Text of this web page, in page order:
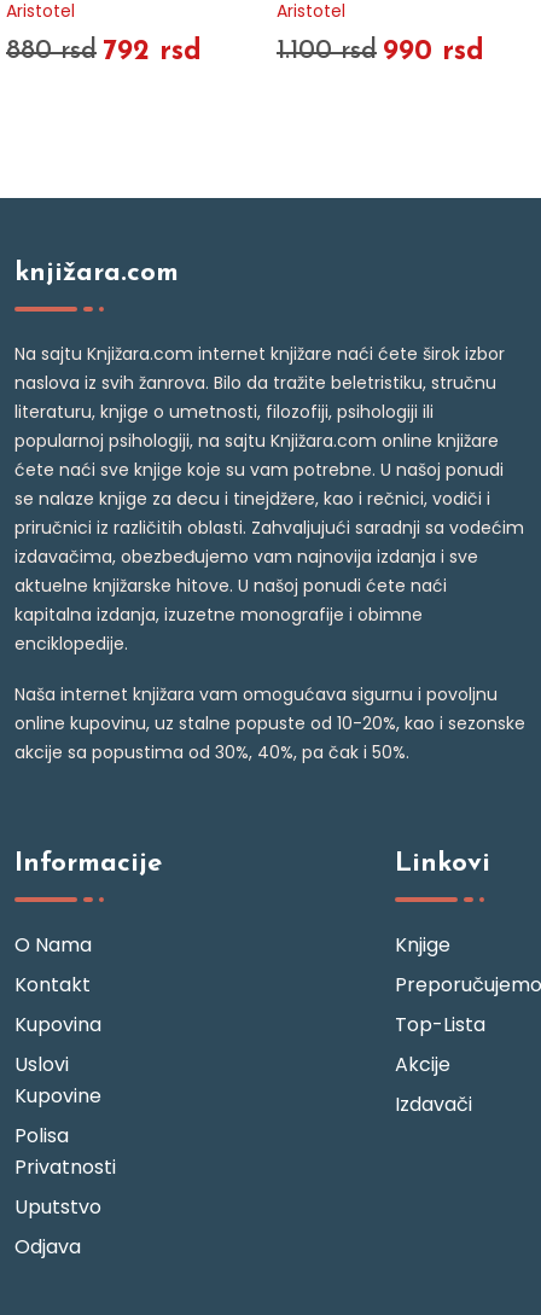
Aristotel
880 rsd 792 rsd
Aristotel
1.100 rsd 990 rsd
knjižara.com
Na sajtu Knjižara.com internet knjižare naći ćete širok izbor
naslova iz svih žanrova. Bilo da tražite beletristiku, stručnu
literaturu, knjige o umetnosti, filozofiji, psihologiji ili
popularnoj psihologiji, na sajtu Knjižara.com online knjižare
ćete naći sve knjige koje su vam potrebne. U našoj ponudi
se nalaze knjige za decu i tinejdžere, kao i rečnici, vodiči i
priručnici iz različitih oblasti. Zahvaljujući saradnji sa vodećim
izdavačima, obezbeđujemo vam najnovija izdanja i sve
aktuelne knjižarske hitove. U našoj ponudi ćete naći
kapitalna izdanja, izuzetne monografije i obimne
enciklopedije.
Naša internet knjižara vam omogućava sigurnu i povoljnu
online kupovinu, uz stalne popuste od 10-20%, kao i sezonske
akcije sa popustima od 30%, 40%, pa čak i 50%.
Informacije
O Nama
Kontakt
Kupovina
Uslovi
Kupovine
Polisa
Privatnosti
Uputstvo
Odjava
Linkovi
Knjige
Preporučujemo
Top-Lista
Akcije
Izdavači